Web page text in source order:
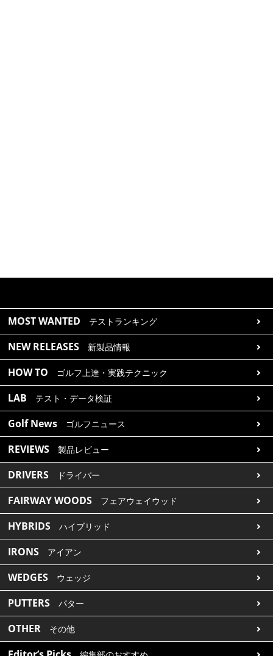
MOST WANTED テストランキング
NEW RELEASES 新製品情報
HOW TO ゴルフ上達・実践テクニック
LAB テスト・データ検証
Golf News ゴルフニュース
REVIEWS 製品レビュー
DRIVERS ドライバー
FAIRWAY WOODS フェアウェイウッド
HYBRIDS ハイブリッド
IRONS アイアン
WEDGES ウェッジ
PUTTERS パター
OTHER その他